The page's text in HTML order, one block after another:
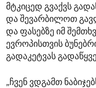
მტკიცედ გვაქვს
და შევარბილოთ
და ფასებზე იმ
ევროპისთვის
გადაკეტვას
„ჩვენ ვდგამთ